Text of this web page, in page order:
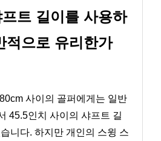
트 길이를 사용하
적으로 유리한가
사이의 골퍼에게는 일반
45.5인치 사이의 샤프트 길
니다. 하지만 개인의 스윙 스